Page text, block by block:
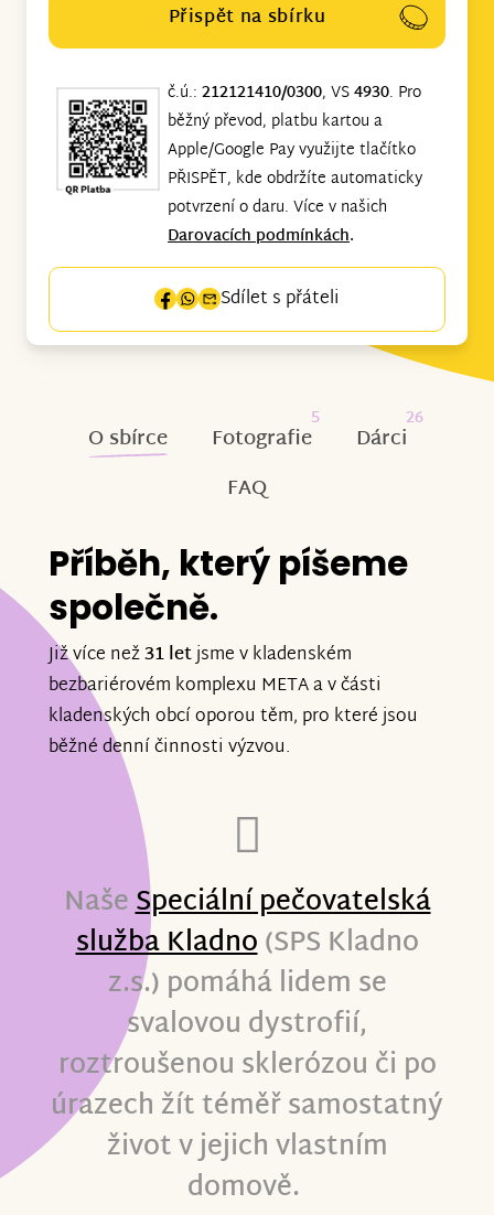
Přispět na sbírku
č.ú.:212121410/0300, VS4930. Pro
běžný převod, platbu kartou a
Apple/Google Pay využijte tlačítko
PŘISPĚT, kde obdržíte automaticky
potvrzení o daru. Více v našich
Darovacích podmínkách.
Sdílet s přáteli
O sbírce Fotografie
5
Dárci
26
FAQ
Příběh, který píšeme
společně.
Již více než31 letjsme v kladenském
bezbariérovém komplexu META a v části
kladenských obcí oporou těm, pro které jsou
běžné denní činnosti výzvou.
NašeSpeciální pečovatelská
služba Kladno(SPS Kladno
z.s.) pomáhá lidem se
svalovou dystrofií,
roztroušenou sklerózou či po
úrazech žít téměř samostatný
život v jejich vlastním
domově.